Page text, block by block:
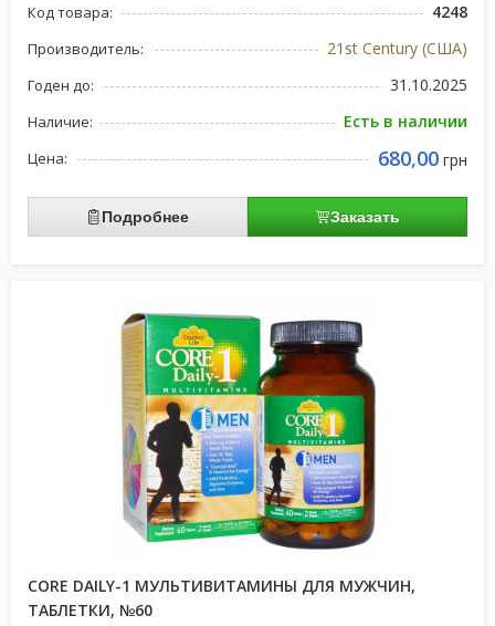
Код товара: 4248
Производитель: 21st Century (США)
Годен до: 31.10.2025
Наличие: Есть в наличии
Цена: 680,00 грн
Подробнее Заказать
CORE DAILY-1 МУЛЬТИВИТАМИНЫ ДЛЯ МУЖЧИН,
ТАБЛЕТКИ, №60